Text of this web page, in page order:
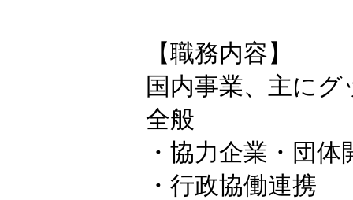
【職務内容】
国内事業、主に
全般
・協力企業・団
・行政協働連携